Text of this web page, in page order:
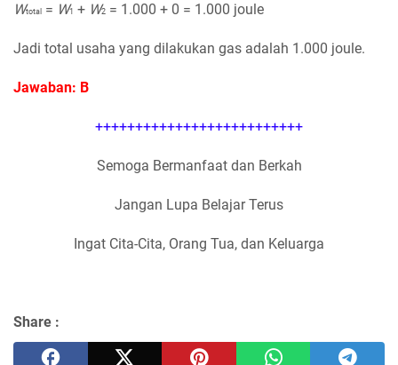
Wtotal = W1 + W2 = 1.000 + 0 = 1.000 joule
Jadi total usaha yang dilakukan gas adalah 1.000 joule.
Jawaban: B
++++++++++++++++++++++++++
Semoga Bermanfaat dan Berkah
Jangan Lupa Belajar Terus
Ingat Cita-Cita, Orang Tua, dan Keluarga
Share :